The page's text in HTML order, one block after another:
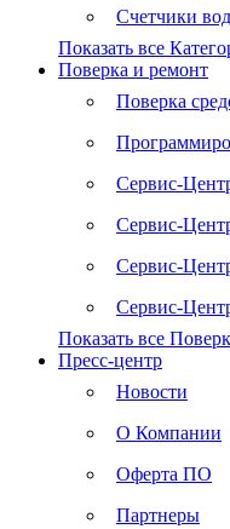
Счетчики
Показать все
Поверка и ремонт
Поверка
Сервис-
Сервис-
Сервис-
Сервис-
Показать все
Пресс-центр
Новости
О Компании
Оферта ПО
Партнеры